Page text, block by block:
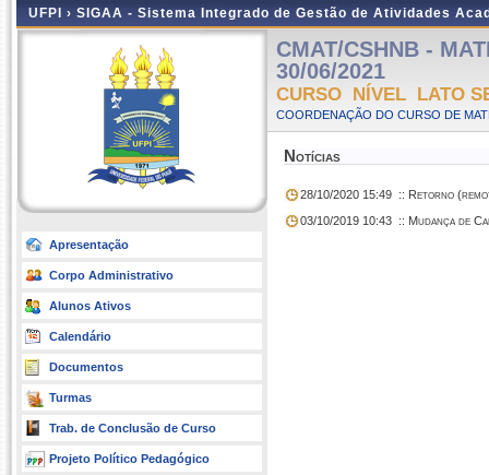
UFPI › SIGAA - Sistema Integrado de Gestão de Atividades
Apresentação
Corpo Administrativo
Alunos Ativos
Calendário
Documentos
Turmas
Trab. de Conclusão de Curso
Projeto Político Pedagógico
CMAT/CSHNB -
30/06/2021
CURSO NÍVEL LATO
COORDENAÇÃO DO CURSO DE
Notícias
28/10/2020 15:49 :: Retorno
03/10/2019 10:43 :: Mudança de